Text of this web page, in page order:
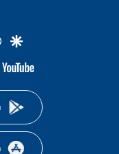
whatsapp
google
youtube-